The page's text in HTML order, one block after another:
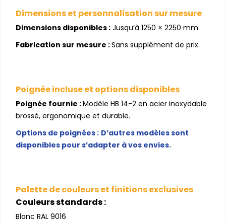
Dimensions et personnalisation sur mesure
Dimensions disponibles : Jusqu’à 1250 × 2250 mm.
Fabrication sur mesure :Sans supplément de prix.
Poignée incluse et options disponibles
Poignée fournie :Modèle HB 14-2 en acier inoxydable
brossé, ergonomique et durable.
Options de poignées : D’autres modèles sont
disponibles pour s’adapter à vos envies.
Palette de couleurs et finitions exclusives
Couleurs standards :
Blanc RAL 9016